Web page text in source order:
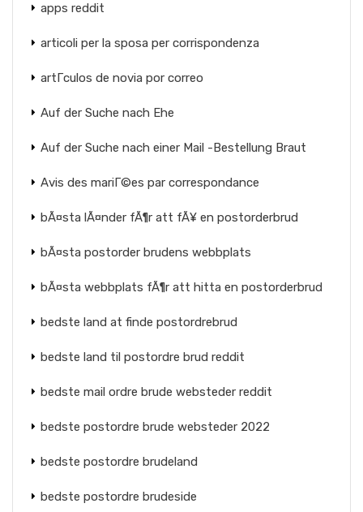
apps reddit
articoli per la sposa per corrispondenza
artГ­culos de novia por correo
Auf der Suche nach Ehe
Auf der Suche nach einer Mail -Bestellung Braut
Avis des mariГ©es par correspondance
bÃ¤sta lÃ¤nder fÃ¶r att fÃ¥ en postorderbrud
bÃ¤sta postorder brudens webbplats
bÃ¤sta webbplats fÃ¶r att hitta en postorderbrud
bedste land at finde postordrebrud
bedste land til postordre brud reddit
bedste mail ordre brude websteder reddit
bedste postordre brude websteder 2022
bedste postordre brudeland
bedste postordre brudeside